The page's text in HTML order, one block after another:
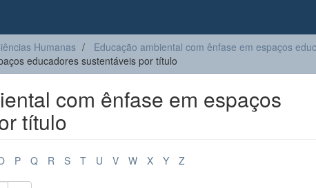
Humanas
Educação ambiental com ênfase em espaços
educadores sustentáveis por título
com ênfase em espaços
título
P Q R S T U V W X Y Z